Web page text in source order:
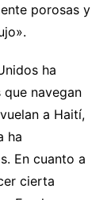
porosas y
ha
navegan
a Haití,
ha
En cuanto a
cierta